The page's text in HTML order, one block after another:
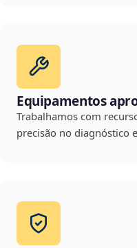
Equipamentos
Trabalhamos com
precisão no diagnóstico